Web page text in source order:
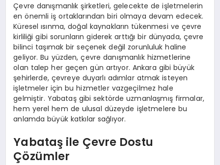
Çevre danışmanlık şirketleri, gelecekte de işletmelerin
en önemli iş ortaklarından biri olmaya devam edecek.
Küresel ısınma, doğal kaynakların tükenmesi ve çevre
kirliliği gibi sorunların giderek arttığı bir dünyada, çevre
bilinci taşımak bir seçenek değil zorunluluk haline
geliyor. Bu yüzden, çevre danışmanlık hizmetlerine
olan talep her geçen gün artıyor. Ankara gibi büyük
şehirlerde, çevreye duyarlı adımlar atmak isteyen
işletmeler için bu hizmetler vazgeçilmez hale
gelmiştir. Yabataş gibi sektörde uzmanlaşmış firmalar,
hem yerel hem de ulusal düzeyde işletmelere bu
anlamda büyük katkılar sağlıyor.
Yabataş ile Çevre Dostu
Çözümler